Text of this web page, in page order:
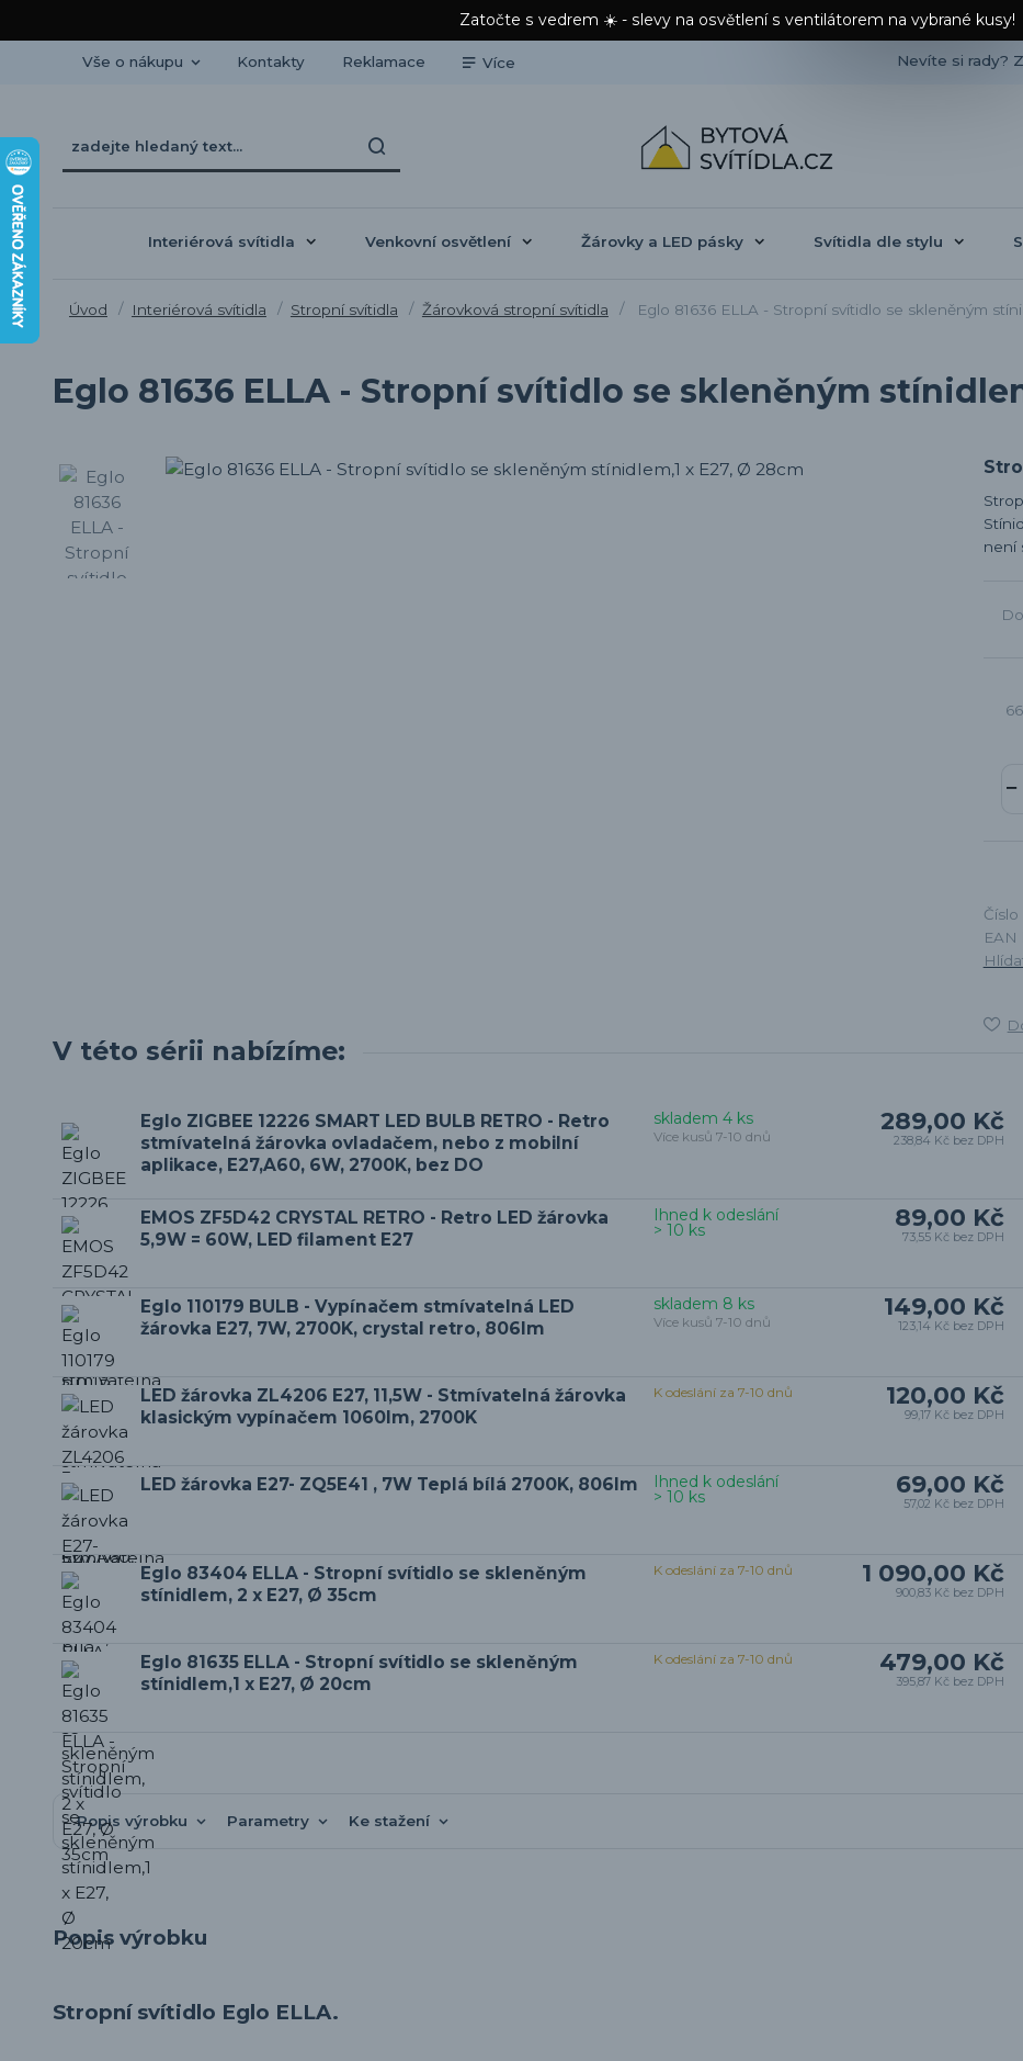
Zatočte s vedrem ☀️ - slevy na osvětlení s ventilátorem na vybrané kusy!
Vše o nákupu Kontakty Reklamace Více Nevíte si rady?
Interiérová svítidla Venkovní osvětlení Žárovky a LED pásky Svítidla dle stylu
Úvod Interiérová svítidla Stropní svítidla Žárovková stropní svítidla Eglo 81636 ELLA - Stropní svítidlo se skleněným
Eglo 81636 ELLA - Stropní svítidlo se skleněným
není
EAN
V této sérii nabízíme:
Eglo ZIGBEE 12226 SMART LED BULB RETRO - Retro
stmívatelná žárovka ovladačem, nebo z mobilní
aplikace, E27,A60, 6W, 2700K, bez DO
289,00 Kč
238,84 Kč bez DPH
skladem 4 ks
Více kusů 7-10 dnů
EMOS ZF5D42 CRYSTAL RETRO - Retro LED žárovka
5,9W = 60W, LED filament E27
89,00 Kč
73,55 Kč bez DPH
Ihned k odeslání
> 10 ks
Eglo 110179 BULB - Vypínačem stmívatelná LED
žárovka E27, 7W, 2700K, crystal retro, 806lm
149,00 Kč
123,14 Kč bez DPH
skladem 8 ks
Více kusů 7-10 dnů
LED žárovka ZL4206 E27, 11,5W - Stmívatelná žárovka
klasickým vypínačem 1060lm, 2700K
120,00 Kč
99,17 Kč bez DPH
K odeslání za 7-10 dnů
LED žárovka E27- ZQ5E41 , 7W Teplá bílá 2700K, 806lm 69,00 Kč
57,02 Kč bez DPH
Ihned k odeslání
> 10 ks
Eglo 83404 ELLA - Stropní svítidlo se skleněným
stínidlem, 2 x E27, Ø 35cm
1 090,00 Kč
900,83 Kč bez DPH
K odeslání za 7-10 dnů
Eglo 81635 ELLA - Stropní svítidlo se skleněným
stínidlem,1 x E27, Ø 20cm
479,00 Kč
395,87 Kč bez DPH
K odeslání za 7-10 dnů
Popis výrobku Parametry Ke stažení
Popis výrobku
Stropní svítidlo Eglo ELLA.